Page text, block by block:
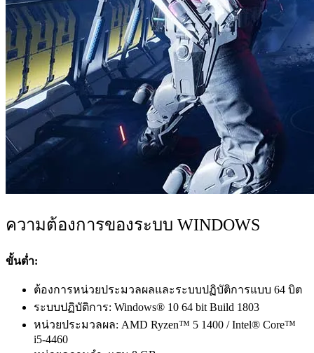
ความต้องการของระบบ WINDOWS
ขั้นต่ำ:
ต้องการหน่วยประมวลผลและระบบปฏิบัติการแบบ 64 บิต
ระบบปฏิบัติการ: Windows® 10 64 bit Build 1803
หน่วยประมวลผล: AMD Ryzen™ 5 1400 / Intel® Core™
i5-4460